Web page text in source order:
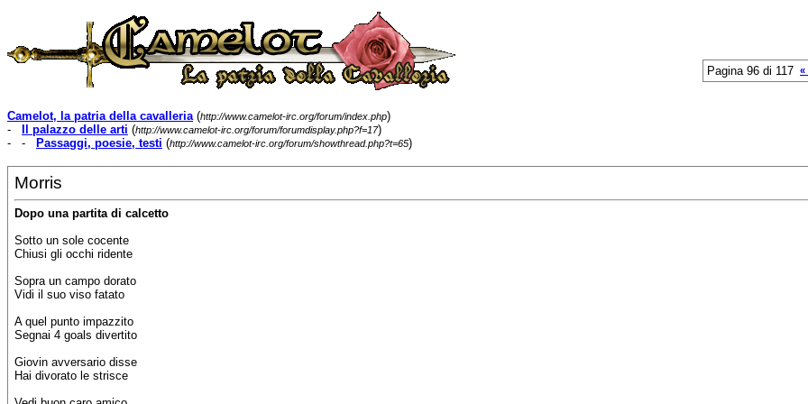
Pagina 96 di 117 «
Camelot, la patria della cavalleria(http://www.camelot-irc.org/forum/index.php)
-
Il palazzo delle arti (http://www.camelot-irc.org/forum/forumdisplay.php?f=17)
- -
Passaggi, poesie, testi (http://www.camelot-irc.org/forum/showthread.php?t=65)
Morris
Dopo una partita di calcetto
Sotto un sole cocente
Chiusi gli occhi ridente
Sopra un campo dorato
Vidi il suo viso fatato
A quel punto impazzito
Segnai 4 goals divertito
Giovin avversario disse
Hai divorato le strisce